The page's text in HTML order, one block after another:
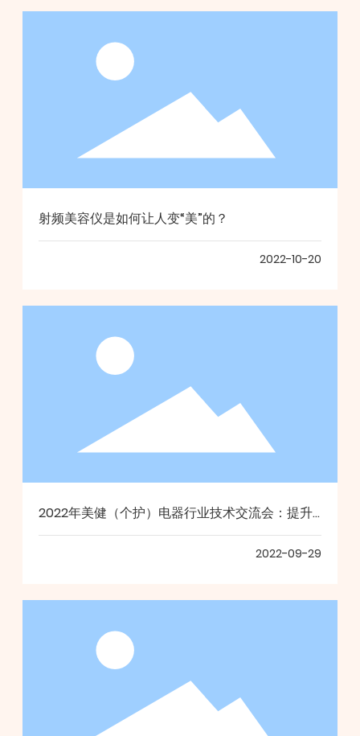
射频美容仪是如何让人变“美”的？
2022-10-20
2022年美健（个护）电器行业技术交流会：提升
技术创新能力，为长远发展积蓄力量
2022-09-29